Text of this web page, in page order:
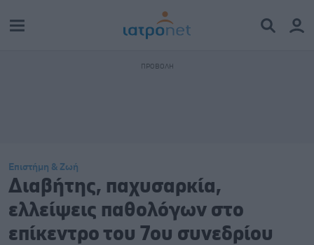
Επιστήμη & Ζωή
Διαβήτης, παχυσαρκία,
ελλείψεις παθολόγων στο
επίκεντρο του 7ου συνεδρίου